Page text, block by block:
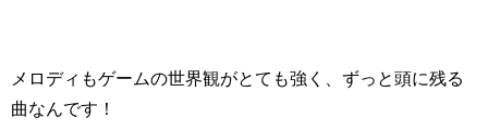
メロディもゲームの世界観がとても強く、ずっと頭に残る
曲なんです！